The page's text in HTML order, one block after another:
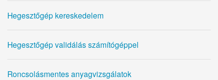
Hegesztőgép kereskedelem
Hegesztőgép validálás számítógéppel
Roncsolásmentes anyagvizsgálatok